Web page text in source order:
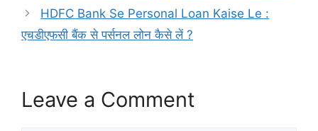
HDFC Bank Se Personal Loan Kaise Le :
एचडीएफसी बैंक से पर्सनल लोन कैसे लें ?
Leave a Comment